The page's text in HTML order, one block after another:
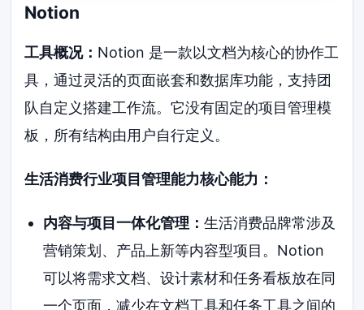
Notion
工具概况： Notion 是一款以文档为核心的协作工
具，通过灵活的页面嵌套和数据库功能，支持团
队自定义搭建工作流。它没有固定的项目管理模
板，所有结构由用户自行定义。
生活消费行业项目管理能力核心能力：
内容与项目一体化管理： 生活消费品牌常涉及
营销策划、产品上新等内容型项目。Notion
可以将需求文档、设计素材和任务看板放在同
一个页面，减少在文档工具和任务工具之间的